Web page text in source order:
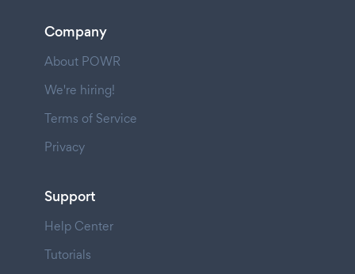
Company
About POWR
We're hiring!
Terms of Service
Privacy
Support
Help Center
Tutorials